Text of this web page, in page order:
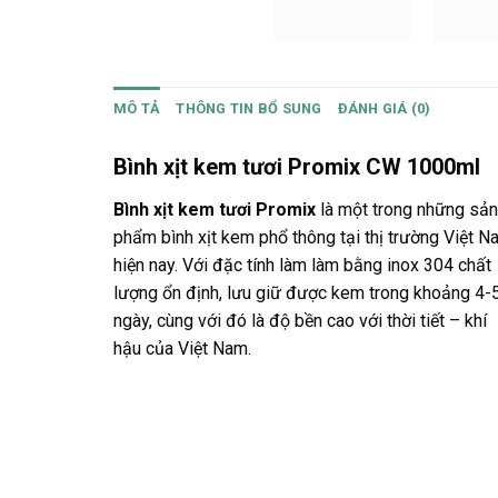
MÔ TẢ THÔNG TIN BỔ SUNG ĐÁNH GIÁ (0)
Bình xịt kem tươi Promix CW 1000ml
Bình xịt kem tươi Promix là một trong những sản
phẩm bình xịt kem phổ thông tại thị trường Việt
hiện nay. Với đặc tính làm làm bằng inox 304 chất
lượng ổn định, lưu giữ được kem trong khoảng 4-
ngày, cùng với đó là độ bền cao với thời tiết – khí
hậu của Việt Nam.